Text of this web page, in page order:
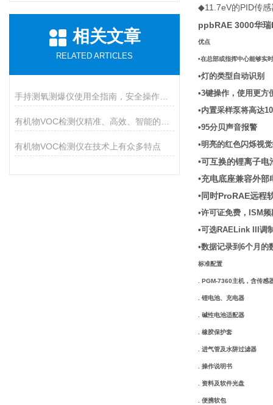
相关文章
RELATED ARTICLES
有机物VOC检测仪在技术上有众多特点
◆11.7eV的PID传感
ppbRAE 3000华
优点
•在总部或指挥中心能够实
•灯的类型自动识别
•3键操作，使用更方
•内置采样泵将高达
•95分贝声音报警
•明亮的红色闪烁视
•可互换的锂离子电
•充电底座兼容外部
•同时ProRAE远程
•许可证免费，ISM
•可选RAELink III调
•数据记录到6个月的
标准配置
. PGM-7360主机，含传感
. 锂电池、充电器
. 碱性电池适配器
. 橡胶保护套
. 进气管及水阱过滤器
. 操作说明书
. 资料及软件光盘
. 便携软包